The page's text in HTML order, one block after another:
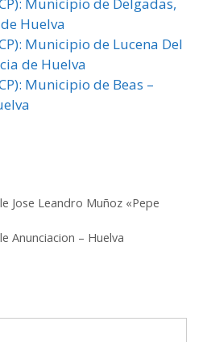
Municipio de Delgadas,
Huelva
Municipio de Lucena Del
de Huelva
Municipio de Beas –
Jose Leandro Muñoz «Pepe
Anunciacion – Huelva